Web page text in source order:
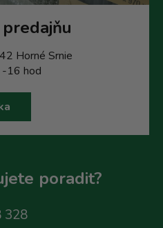
Horné Srnie
-16 hod
poradit?
328